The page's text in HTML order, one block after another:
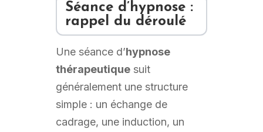
Séance d’hypnose :
rappel du déroulé
Une séance d’hypnose
thérapeutiquesuit
généralement une structure
simple : un échange de
cadrage, une induction, un